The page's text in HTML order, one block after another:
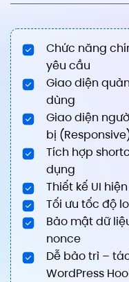
Chức năng
yêu cầu
Giao diện
dùng
Giao diện
bị
Tích hợp
dụng
Thiết kế UI
Tối ưu tốc độ
Bảo mật dữ
nonce
Dễ bảo trì –
WordPress